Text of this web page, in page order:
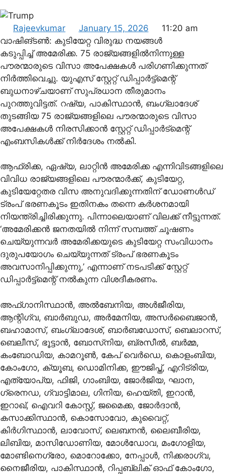
Rajeevkumar January 15, 2026
11:20 am
വാഷിങ്ടണ്‍: കുടിയേറ്റ വിരുദ്ധ നയങ്ങള്‍
കടുപ്പിച്ച് അമേരിക്ക. 75 രാജ്യങ്ങളില്‍നിന്നുള്ള
പൗരന്മാരുടെ വിസാ അപേക്ഷകള്‍ പരിഗണിക്കുന്നത്
നിര്‍ത്തിവെച്ചു. യുഎസ് സ്റ്റേറ്റ് ഡിപ്പാര്‍ട്ട്‌മെന്റ്
ബുധനാഴ്ചയാണ് സുപ്രധാന തീരുമാനം
പുറത്തുവിട്ടത്. റഷ്യ, പാകിസ്ഥാന്‍, ബംഗ്ലാദേശ്
തുടങ്ങിയ 75 രാജ്യങ്ങളിലെ പൗരന്മാരുടെ വിസാ
അപേക്ഷകള്‍ നിരസിക്കാന്‍ സ്റ്റേറ്റ് ഡിപ്പാര്‍ട്‌മെന്റ്
എംബസികള്‍ക്ക് നിര്‍ദേശം നല്‍കി.
ആഫ്രിക്ക, ഏഷ്യ, ലാറ്റിന്‍ അമേരിക്ക എന്നിവിടങ്ങളിലെ
വിവിധ രാജ്യങ്ങളിലെ പൗരന്മാര്‍ക്ക്, കുടിയേറ്റ,
കുടിയേറ്റേതര വിസ അനുവദിക്കുന്നതിന് ഡോണള്‍ഡ്
ട്രംപ് ഭരണകൂടം ഇതിനകം തന്നെ കര്‍ശനമായി
നിയന്ത്രിച്ചിരിക്കുന്നു. പിന്നാലെയാണ് വിലക്ക് നീട്ടുന്നത്.
‘അമേരിക്കന്‍ ജനതയില്‍ നിന്ന് സമ്പത്ത് ചൂഷണം
ചെയ്യുന്നവര്‍ അമേരിക്കയുടെ കുടിയേറ്റ സംവിധാനം
ദുരുപയോഗം ചെയ്യുന്നത് ട്രംപ് ഭരണകൂടം
അവസാനിപ്പിക്കുന്നു,’ എന്നാണ് നടപടിക്ക് സ്റ്റേറ്റ്
ഡിപ്പാര്‍ട്ട്‌മെന്റ് നല്‍കുന്ന വിശദീകരണം.
അഫ്ഗാനിസ്ഥാന്‍, അല്‍ബേനിയ, അള്‍ജീരിയ,
ആന്റിഗ്വ, ബാര്‍ബുഡ, അര്‍മേനിയ, അസര്‍ബൈജാന്‍,
ബഹാമാസ്, ബംഗ്ലാദേശ്, ബാര്‍ബഡോസ്, ബെലാറസ്,
ബെലീസ്, ഭൂട്ടാന്‍, ബോസ്‌നിയ, ബ്രസീല്‍, ബര്‍മ്മ,
കംബോഡിയ, കാമറൂണ്‍, കേപ് വെര്‍ഡെ, കൊളംബിയ,
കോംഗോ, ക്യൂബ, ഡൊമിനിക്ക, ഈജിപ്ത്, എറിട്രിയ,
എത്യോപ്യ, ഫിജി, ഗാംബിയ, ജോര്‍ജിയ, ഘാന,
ഗ്രെനഡ, ഗ്വാട്ടിമാല, ഗിനിയ, ഹെയ്തി, ഇറാന്‍,
ഇറാഖ്, ഐവറി കോസ്റ്റ്, ജമൈക്ക, ജോര്‍ദാന്‍,
കസാക്കിസ്ഥാന്‍, കൊസോവോ, കുവൈറ്റ്,
കിര്‍ഗിസ്ഥാന്‍, ലാവോസ്, ലെബനന്‍, ലൈബീരിയ,
ലിബിയ, മാസിഡോണിയ, മോള്‍ഡോവ, മംഗോളിയ,
മോണ്ടിനെഗ്രോ, മൊറോക്കോ, നേപ്പാള്‍, നിക്കരാഗ്വ,
നൈജീരിയ, പാകിസ്ഥാന്‍, റിപ്പബ്ലിക് ഓഫ് കോംഗോ,